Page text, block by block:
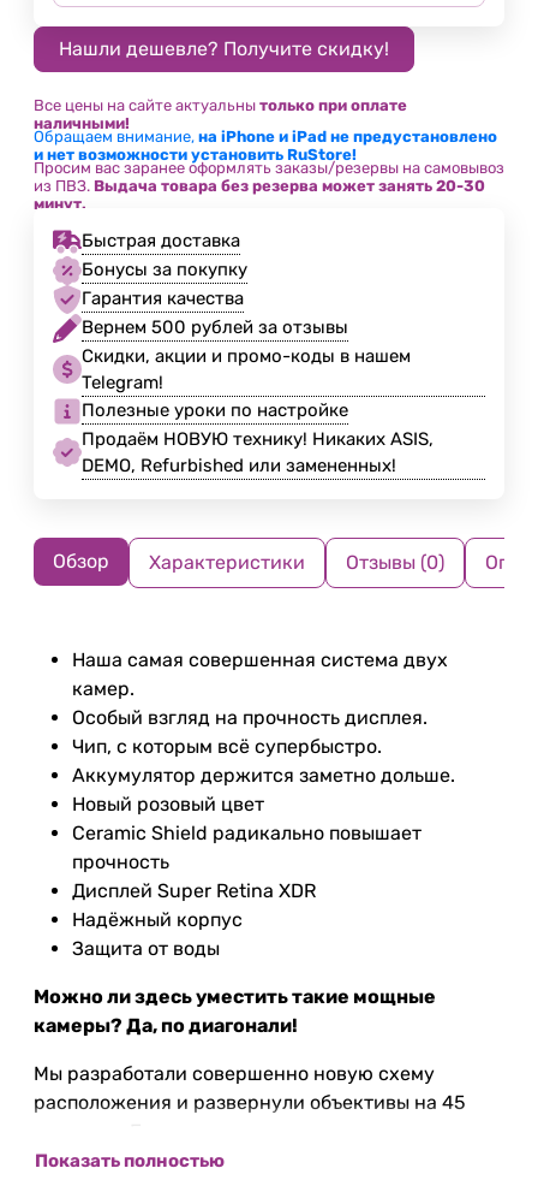
Все цены на сайте актуальны только при оплате
наличными!
Обращаем внимание, на iPhone и iPad не предустановлено
и нет возможности установить RuStore!
Просим вас заранее оформлять заказы/резервы на самовывоз
из ПВЗ. Выдача товара без резерва может занять 20-30
минут.
Быстрая доставка
Бонусы за покупку
Гарантия качества
Вернем 500 рублей за отзывы
Скидки, акции и промо-коды в нашем
Telegram!
Полезные уроки по настройке
Продаём НОВУЮ технику! Никаких ASIS,
DEMO, Refurbished или замененных!
Обзор Характеристики Отзывы (0)
Наша самая совершенная система двух
камер.
Особый взгляд на прочность дисплея.
Чип, с которым всё супербыстро.
Аккумулятор держится заметно дольше.
Новый розовый цвет
Ceramic Shield радикально повышает
прочность
Дисплей Super Retina XDR
Надёжный корпус
Защита от воды
Можно ли здесь уместить такие мощные
камеры? Да, по диагонали!
Мы разработали совершенно новую схему
расположения и развернули объективы на 45
поместилась наша лучшая система двух камер с
Показать полностью